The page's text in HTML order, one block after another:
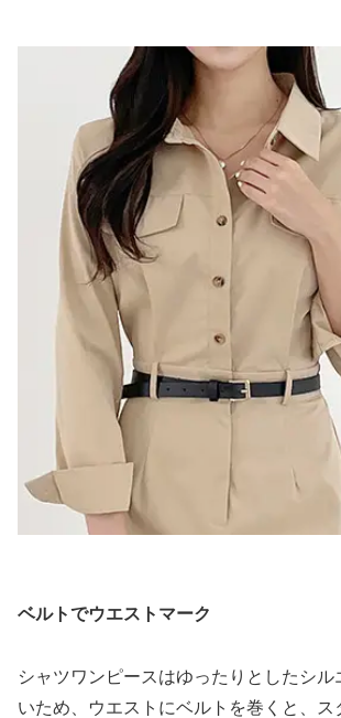
ベルトでウエストマーク
シャツワンピースはゆったりとしたシル
いため、ウエストにベルトを巻くと、ス